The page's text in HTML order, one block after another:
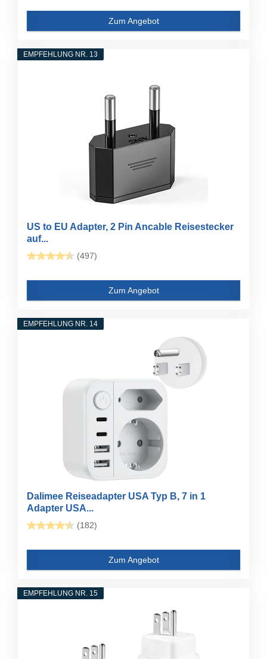
Zum Angebot
EMPFEHLUNG NR. 13
US to EU Adapter, 2 Pin Ancable Reisestecker
auf...
(497)
Zum Angebot
EMPFEHLUNG NR. 14
Dalimee Reiseadapter USA Typ B, 7 in 1
Adapter USA...
(182)
Zum Angebot
EMPFEHLUNG NR. 15